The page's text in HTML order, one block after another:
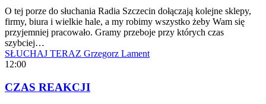
O tej porze do słuchania Radia Szczecin dołączają kolejne sklepy,
firmy, biura i wielkie hale, a my robimy wszystko żeby Wam się
przyjemniej pracowało. Gramy przeboje przy których czas
szybciej…
SŁUCHAJ TERAZ Grzegorz Lament
12:00
CZAS REAKCJI